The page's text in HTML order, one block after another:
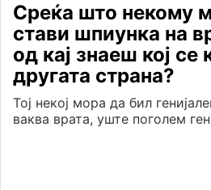
Среќа што некому
стави шпиунка на
од кај знаеш кој се
другата страна?
Тој некој мора да бил
ваква врата, уште поголем